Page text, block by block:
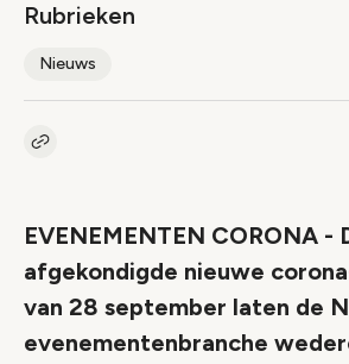
Rubrieken
Nieuws
Kopieer link naar artikel
EVENEMENTEN CORONA -
afgekondigde nieuwe
van 28 september laten de
evenementenbranche